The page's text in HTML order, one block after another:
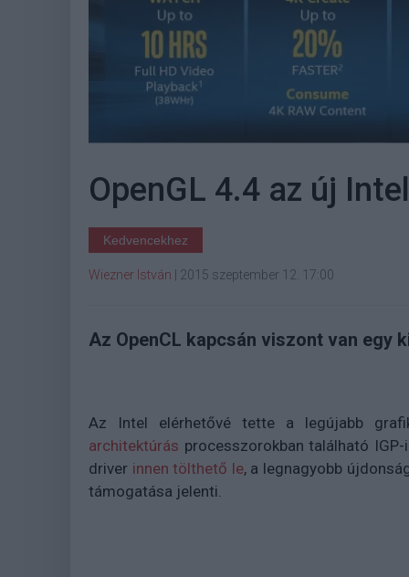
OpenGL 4.4 az új
Kedvencekhez
Wiezner István 2015 szeptember 12. 17:00
Az OpenCL kapcsán viszont van egy
Az Intel elérhetővé tette a legújabb
architektúrás processzorokban található
driver innen tölthető le, a legnagyobb
támogatása jelenti.